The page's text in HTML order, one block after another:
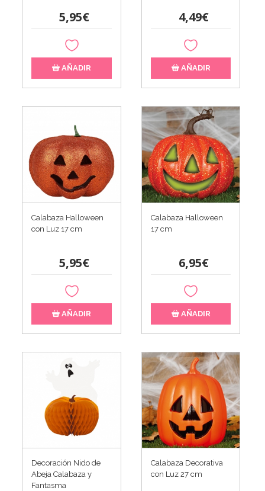
5,95€
AÑADIR
4,49€
AÑADIR
Calabaza Halloween
con Luz 17 cm
5,95€
AÑADIR
Calabaza Halloween
17 cm
6,95€
AÑADIR
Decoración Nido de
Abeja Calabaza y
Fantasma
Calabaza Decorativa
con Luz 27 cm